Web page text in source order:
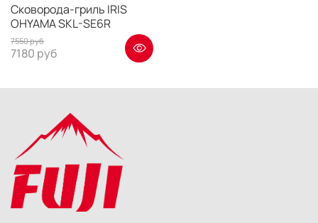
Сковорода-гриль IRIS
OHYAMA SKL-SE6R
7550 руб
7180 руб